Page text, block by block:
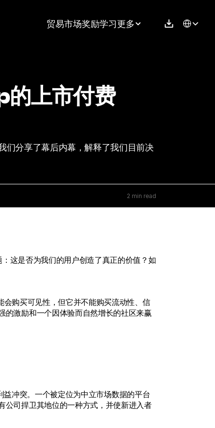
贸易市场奖励学习更多 Select
上市付费
们分享了幕后内幕，解释了我们目前决
2 min read
这是否为我们的用户创造了真正的价值？如
购买可见性，但它并不能购买流动性、信
的激励和一个因体验而自然增长的社区来赢
冲突。一个被定位为中立市场数据的平台
公司捍卫其地位的一种方式，并使新进入者